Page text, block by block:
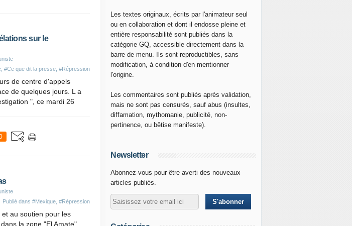
sur le
#Ce que dit la presse #Répression
de centre d'appels
de quelques jours. L a
", ce mardi 26
Publié dans #Mexique #Répression
au soutien pour les
la zone "El Amate"
Les textes originaux, écrits par l'animateur seul
ou en collaboration et dont il endosse pleine et
entière responsabilité sont publiés dans la
catégorie GQ, accessible directement dans la
barre de menu. Ils sont reproductibles, sans
modification, à condition d'en mentionner
l'origine.
Les commentaires sont publiés après validation,
mais ne sont pas censurés, sauf abus (insultes,
diffamation, mythomanie, publicité, non-
pertinence, ou bêtise manifeste).
Newsletter
Abonnez-vous pour être averti des nouveaux
articles publiés.